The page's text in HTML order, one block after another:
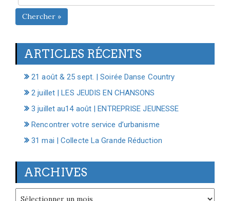
Chercher »
ARTICLES RÉCENTS
21 août & 25 sept. | Soirée Danse Country
2 juillet | LES JEUDIS EN CHANSONS
3 juillet au14 août | ENTREPRISE JEUNESSE
Rencontrer votre service d’urbanisme
31 mai | Collecte La Grande Réduction
ARCHIVES